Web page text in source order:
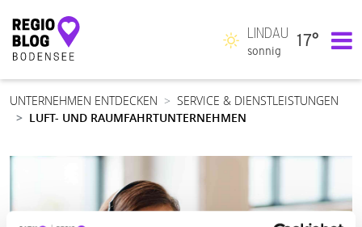
Hauptnavigation
LINDAU
sonnig
17°
UNTERNEHMEN ENTDECKEN
SERVICE & DIENSTLEISTUNGEN
LUFT- UND RAUMFAHRTUNTERNEHMEN